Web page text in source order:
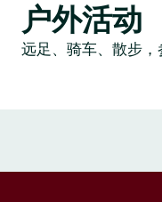
户外活动
远足、骑车、散步，